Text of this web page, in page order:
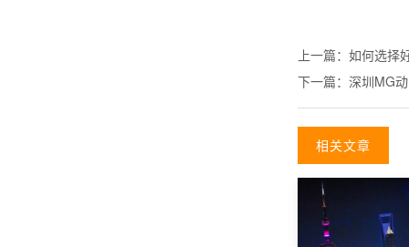
上一篇： 如何选择
下一篇： 深圳MG
相关文章